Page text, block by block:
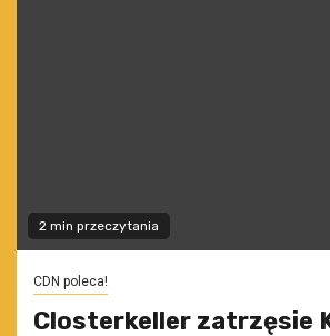
2 min przeczytania
CDN poleca!
Closterkeller zatrzęsie